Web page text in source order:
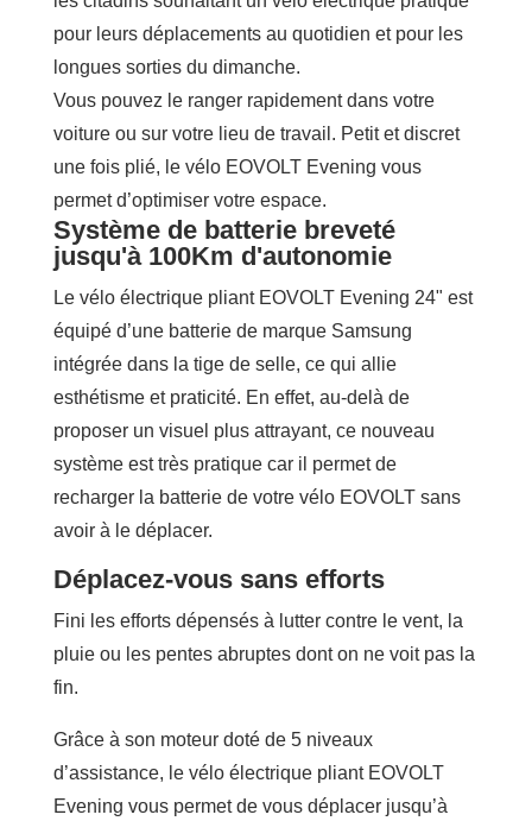
pour leurs déplacements au quotidien et pour les
longues sorties du dimanche.
Vous pouvez le ranger rapidement dans votre
voiture ou sur votre lieu de travail. Petit et discret
une fois plié, le vélo EOVOLT Evening vous
permet d’optimiser votre espace.
Système de batterie breveté
jusqu'à 100Km d'autonomie
Le vélo électrique pliant EOVOLT Evening 24" est
équipé d’une batterie de marque Samsung
intégrée dans la tige de selle, ce qui allie
esthétisme et praticité. En effet, au-delà de
proposer un visuel plus attrayant, ce nouveau
système est très pratique car il permet de
recharger la batterie de votre vélo EOVOLT sans
avoir à le déplacer.
Déplacez-vous sans efforts
Fini les efforts dépensés à lutter contre le vent, la
pluie ou les pentes abruptes dont on ne voit pas la
fin.
Grâce à son moteur doté de 5 niveaux
d’assistance, le vélo électrique pliant EOVOLT
Evening vous permet de vous déplacer jusqu’à